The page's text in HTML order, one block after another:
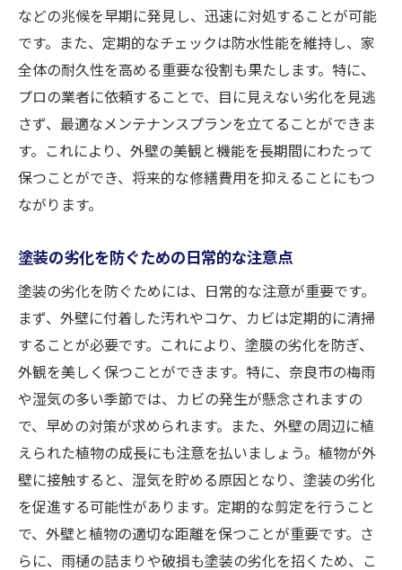
奈良市での雨対策と外壁塗装の維持
季節ごとのメンテナンススケジュールの組
み方
外壁塗装後のひび割れを早期発見する方法
日常点検でひび割れを見つけるためのチェ
ックリスト
ひび割れの早期対応が重要な理由
ひび割れの原因を見極める方法
外壁塗装の耐久性を高めるための対策
専門家によるひび割れ診断のメリット
塗膜劣化を防ぐ奈良市の外壁塗装メンテナンス
塗膜劣化の兆候を見逃さないために
劣化を防ぐための日常的な手入れ方法
奈良市の気候条件に合った塗料選び
塗膜を長持ちさせるための保護対策
定期的な専門家による点検の重要性
塗装劣化を早期に発見するためのヒント
奈良市での外壁塗装後に必要な定期点検とは
などの兆候を早期に発見し、迅速に対処することが可能
です。また、定期的なチェックは防水性能を維持し、家
全体の耐久性を高める重要な役割も果たします。特に、
プロの業者に依頼することで、目に見えない劣化を見逃
さず、最適なメンテナンスプランを立てることができま
す。これにより、外壁の美観と機能を長期間にわたって
保つことができ、将来的な修繕費用を抑えることにもつ
ながります。
塗装の劣化を防ぐための日常的な注意点
塗装の劣化を防ぐためには、日常的な注意が重要です。
まず、外壁に付着した汚れやコケ、カビは定期的に清掃
することが必要です。これにより、塗膜の劣化を防ぎ、
外観を美しく保つことができます。特に、奈良市の梅雨
や湿気の多い季節では、カビの発生が懸念されますの
で、早めの対策が求められます。また、外壁の周辺に植
えられた植物の成長にも注意を払いましょう。植物が外
壁に接触すると、湿気を貯める原因となり、塗装の劣化
を促進する可能性があります。定期的な剪定を行うこと
で、外壁と植物の適切な距離を保つことが重要です。さ
らに、雨樋の詰まりや破損も塗装の劣化を招くため、こ